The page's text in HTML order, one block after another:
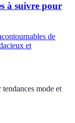
à suivre pour
de
et
tendances mode et